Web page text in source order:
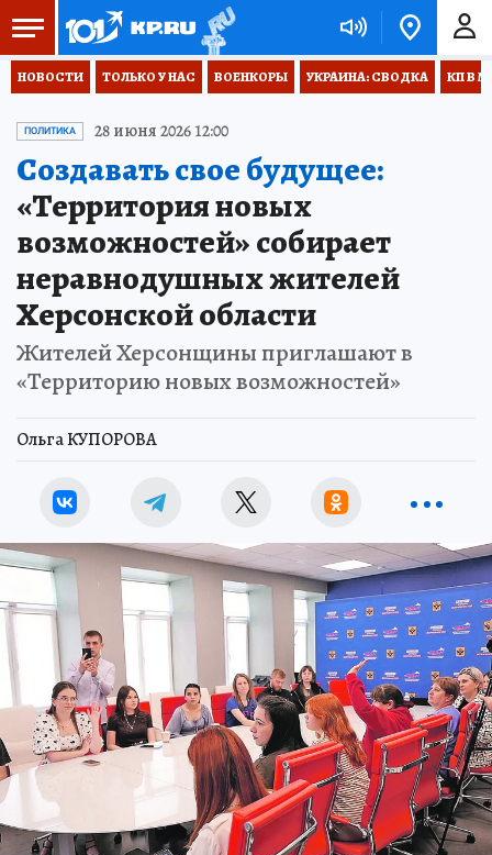
НОВОСТИ ТОЛЬКО У НАС ВОЕНКОРЫ УКРАИНА: СВОДКА КП В
ПОЛИТИКА 28 июня 2026 12:00
Создавать свое будущее:
«Территория новых
возможностей» собирает
неравнодушных жителей
Херсонской области
Жителей Херсонщины приглашают в
«Территорию новых возможностей»
Ольга КУПОРОВА